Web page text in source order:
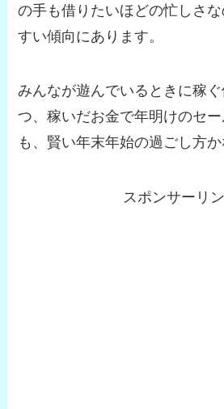
の手も借りたいほどの忙しさ
すい傾向にあります。
みんなが遊んでいるときに稼
つ、稼いだお金で年明けのセ
も、賢い年末年始の過ごし方か
スポンサーリ